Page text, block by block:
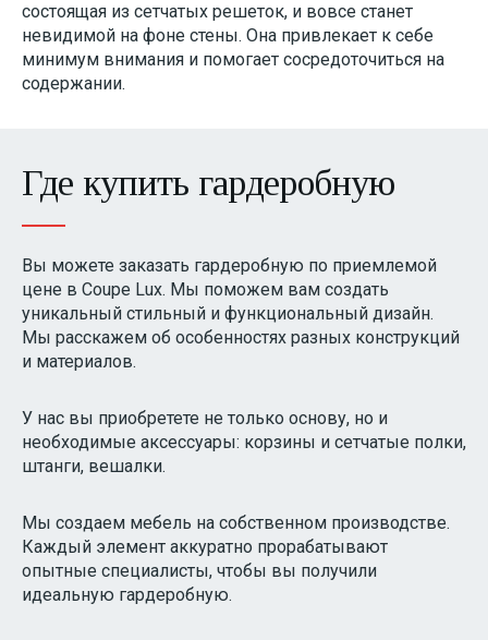
состоящая из сетчатых решеток, и вовсе станет
невидимой на фоне стены. Она привлекает к себе
минимум внимания и помогает сосредоточиться на
содержании.
Где купить гардеробную
Вы можете заказать гардеробную по приемлемой
цене в Coupe Lux. Мы поможем вам создать
уникальный стильный и функциональный дизайн.
Мы расскажем об особенностях разных конструкций
и материалов.
У нас вы приобретете не только основу, но и
необходимые аксессуары: корзины и сетчатые полки,
штанги, вешалки.
Мы создаем мебель на собственном производстве.
Каждый элемент аккуратно прорабатывают
опытные специалисты, чтобы вы получили
идеальную гардеробную.